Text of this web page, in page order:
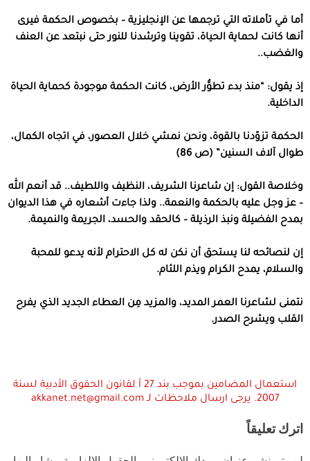
أما في تأملاته التي ترجمها عن الإنجليزية – بخصوص الحكمة فيرى
أنها كانت لحماية الحياة، تقوينا وترشدنا للنور حتى نبتعد عن العنف
والغضب..
إذ يقول: “منذ بدء تطوُّر الأرض، كانت الحكمة موجودة كحماية الحياة
الداخلية.
الحكمة تزوّدنا بالقوة، ونحن نمشي خلال العصور، في اتجاه الكمال،
طوال آلاف السنين” (ص 86)
وخلاصة القول: إن شاعرنا الشريف، النظيف واللطيف.. قد أنعم الله
– عز وجل عليه بالحكمة والنعمة.. ولذا جاءت أشعاره في هذا الديوان
بمدح الفضيلة ونبذ الرذيلة – كالحقد والحسد، الجريمة والنميمة.
إن لنصائحه لنا يستحق أن نكن له كل الاحترام لأنه يدعو للمحبة
والسلام، يمدح الكرام ويذم اللئام.
نتمنى لشاعرنا العمر المديد، والمزيد مِن العطاء الجديد الذي يفرح
القلب ويشرح الصدر.
استعمال المضامين بموجب بند 27 أ لقانون الحقوق الأدبية لسنة
2007. يرجى ارسال ملاحظات لـ akkanet.net@gmail.com
اترك تعليقاً